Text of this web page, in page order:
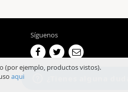
Síguenos
(por ejemplo, productos vistos).
aqui